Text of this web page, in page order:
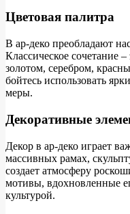
Цветовая палитра
В ар-деко преобладают
Классическое сочетание
золотом, серебром,
бойтесь использовать
меры.
Декоративные
Декор в ар-деко играет
массивных рамах,
создает атмосферу
мотивы, вдохновленные
культурой.